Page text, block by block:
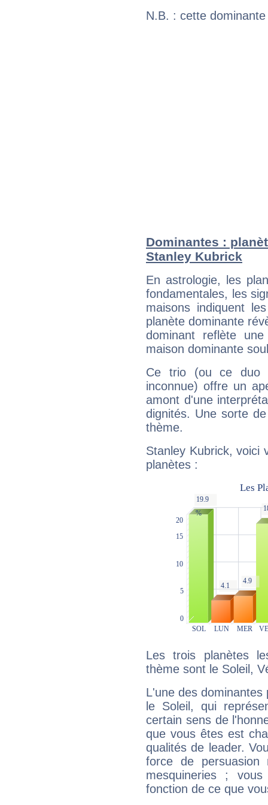
N.B. : cette
Dominantes :
Stanley Kubrick
En astrologie, les
fondamentales, les
maisons indiquent
planète dominante
dominant reflète
maison dominante
Ce trio (ou ce duo
inconnue) offre un
amont d'une
dignités. Une sorte
thème.
Stanley Kubrick, voici
planètes :
Les trois planètes
thème sont le Soleil,
L'une des
le Soleil, qui
certain sens de
que vous êtes est
qualités de leader.
force de
mesquineries ;
fonction de ce que